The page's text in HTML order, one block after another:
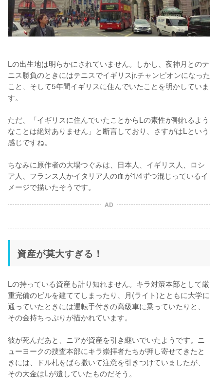
Lの出生地は明らかにされていません。しかし、夜神月とのテ
ニス勝負のときにはテニスでイギリスjr.チャンピオンになった
こと、そして5年間イギリスに住んでいたことを明かしていま
す。
ただ、「イギリスに住んでいたことからLの素性が割れるよう
なことは絶対ありません」と断言しており、さすがはLという
感じですね。
ちなみに原作者の大場つぐみは、日本人、イギリス人、ロシ
ア人、フランス人かイタリア人の血が1/4ずつ混じっているイ
メージで描いたそうです。
AD
資産が莫大すぎる！
Lの持っている資産も計り知れません。キラ対策本部として厳
重完備のビルを建ててしまったり、月(ライト)とともに大学に
通っていたときには運転手付きの高級車に乗っていたりと、
その金持ちっぷりが描かれています。
彼が死んだあと、ニアが資産を引き継いでいたようです。ニ
ューヨークの捜査本部にキラ崇拝者たちが押し寄せてきたと
きには、ドル札をばら撒いて注意を引きつけていましたが、
その大金はLが遺していたものだそう。